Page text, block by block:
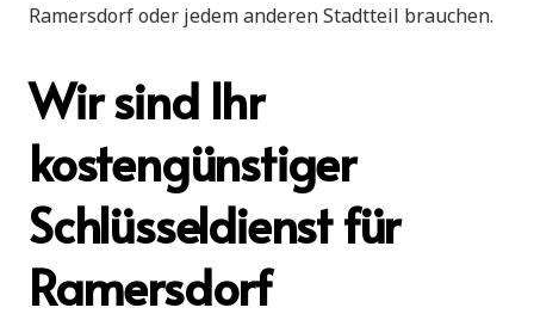
Ramersdorf oder jedem anderen Stadtteil brauchen.
Wir sind Ihr
kostengünstiger
Schlüsseldienst für
Ramersdorf